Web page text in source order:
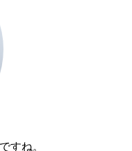
すね。